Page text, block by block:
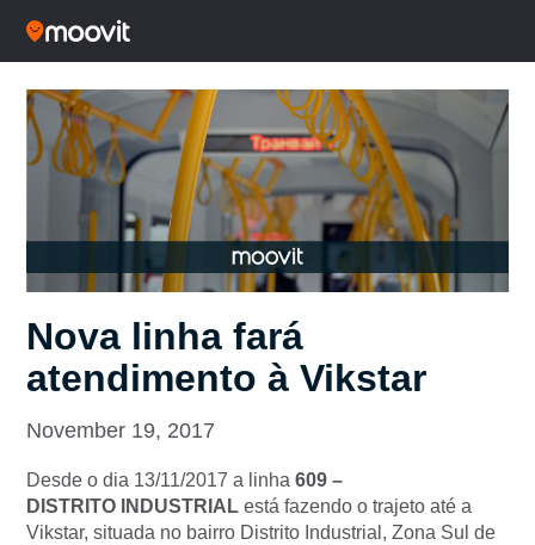
Nova linha fará
atendimento à Vikstar
November 19, 2017
Desde o dia 13/11/2017 a linha 609 –
DISTRITO
INDUSTRIAL está fazendo o trajeto até a
Vikstar, situada no bairro Distrito Industrial, Zona Sul de